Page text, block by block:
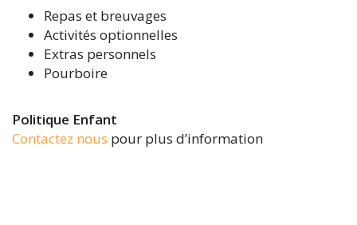
Repas et breuvages
Activités optionnelles
Extras personnels
Pourboire
Politique Enfant
Contactez nous pour plus d’information